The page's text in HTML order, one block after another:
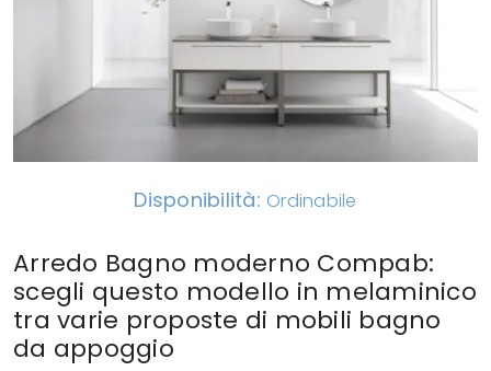
Disponibilità: Ordinabile
Arredo Bagno moderno Compab:
scegli questo modello in melaminico
tra varie proposte di mobili bagno
da appoggio